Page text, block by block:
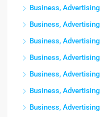
Business, Advertising
Business, Advertising
Business, Advertising
Business, Advertising
Business, Advertising
Business, Advertising
Business, Advertising